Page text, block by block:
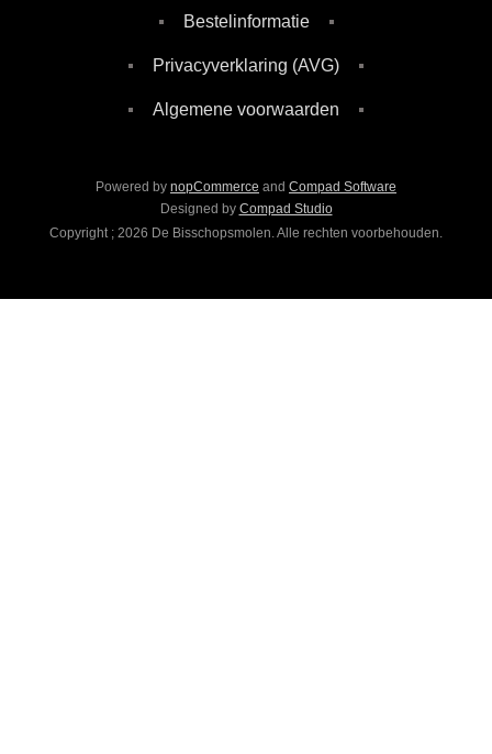
Bestelinformatie
Privacyverklaring (AVG)
Algemene voorwaarden
Powered by nopCommerce and Compad Software
Designed by Compad Studio
Copyright ; 2026 De Bisschopsmolen. Alle rechten voorbehouden.